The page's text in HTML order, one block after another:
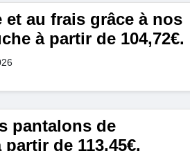
et au frais grâce à nos
à partir de 104,72€.
pantalons de
de 113,45€.